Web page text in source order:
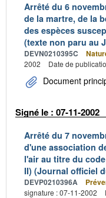
Arrêté du 6
de la martre, de la
des espèces
(texte non paru au
DEVN0210395C
2002
Date de
Document
Signé le : 07-11-2002
Arrêté du 7
d'une association
l'air au titre du
II) (Journal officiel
DEVP0210396A
signature : 07-11-2002